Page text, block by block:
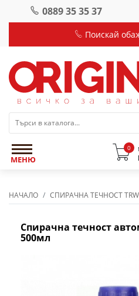
0889 35 35 37
Поискай
МЕНЮ
0
НАЧАЛО СПИРАЧНА ТЕЧНОСТ TRW
Спирачна течност
500мл